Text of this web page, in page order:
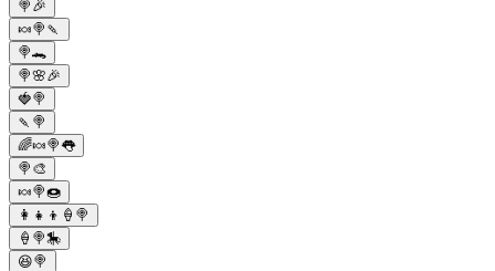
🍭🎉
🍬🍭🍡
🍭🐊
🍭🌸🎉
🍓🍭
🍡🍭
🌈🍬🍭👅
🍭🎨
🍬🍭🍩
👩‍👧‍👦🍦🍭
🍦🍭🎠
😆🍭